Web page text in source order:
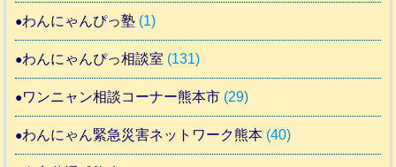
わんにゃんぴっ塾 (1)
わんにゃんぴっ相談室 (131)
ワンニャン相談コーナー熊本市 (29)
わんにゃん緊急災害ネットワーク熊本 (40)